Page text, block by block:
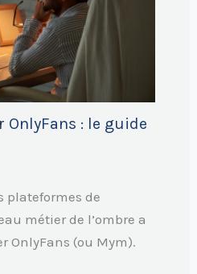
OnlyFans : le guide
plateformes de
métier de l’ombre a
OnlyFans (ou Mym).